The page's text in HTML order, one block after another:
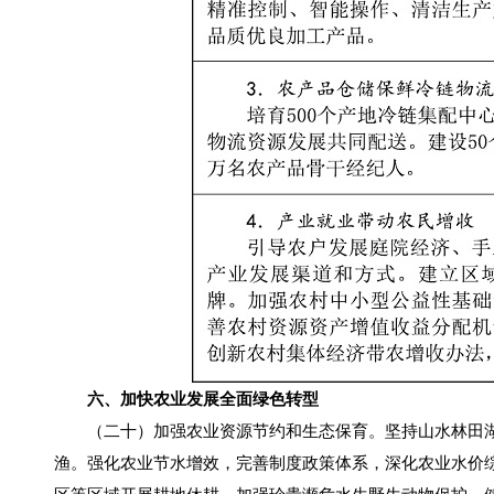
六、加快农业发展全面绿色转型
（二十）加强农业资源节约和生态保育。坚持山水林田
渔。强化农业节水增效，完善制度政策体系，深化农业水